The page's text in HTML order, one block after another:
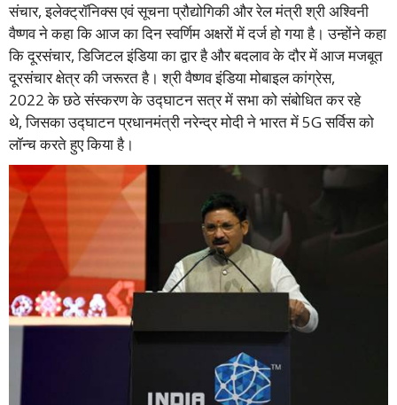
संचार, इलेक्ट्रॉनिक्स एवं सूचना प्रौद्योगिकी और रेल मंत्री श्री अश्विनी
वैष्णव ने कहा कि आज का दिन स्वर्णिम अक्षरों में दर्ज हो गया है। उन्होंने कहा
कि दूरसंचार, डिजिटल इंडिया का द्वार है और बदलाव के दौर में आज मजबूत
दूरसंचार क्षेत्र की जरूरत है। श्री वैष्णव इंडिया मोबाइल कांग्रेस,
2022 के छठे संस्करण के उद्घाटन सत्र में सभा को संबोधित कर रहे
थे, जिसका उद्घाटन प्रधानमंत्री नरेन्द्र मोदी ने भारत में 5G सर्विस को
लॉन्च करते हुए किया है।